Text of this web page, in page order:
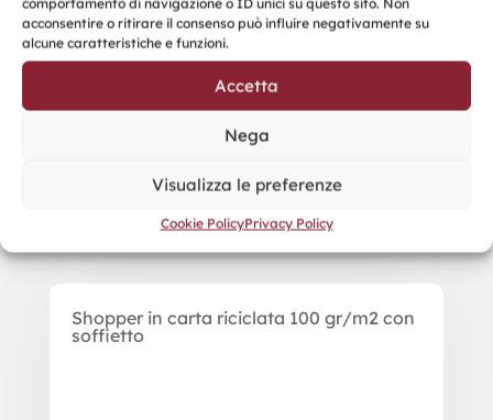
comportamento di navigazione o ID unici su questo sito. Non
acconsentire o ritirare il consenso può influire negativamente su
alcune caratteristiche e funzioni.
Accetta
Nega
Visualizza le preferenze
Cookie PolicyPrivacy Policy
Shopper in carta riciclata 100 gr/m2 con
soffietto